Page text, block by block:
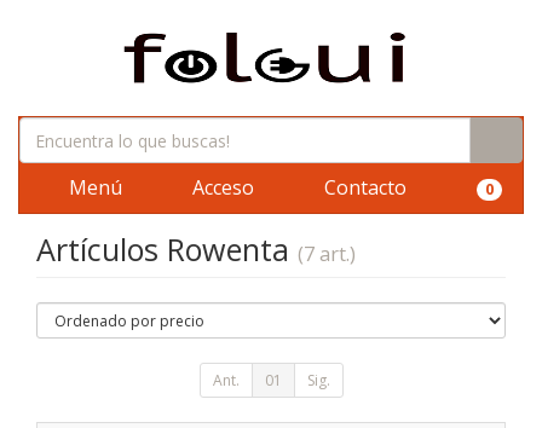
Menú Acceso Contacto 0
Artículos Rowenta (7 art.)
Ant. 01 Sig.